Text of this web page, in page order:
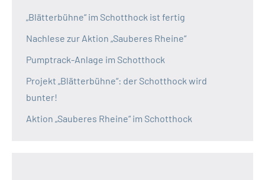
„Blätterbühne“ im Schotthock ist fertig
Nachlese zur Aktion „Sauberes Rheine“
Pumptrack-Anlage im Schotthock
Projekt „Blätterbühne“: der Schotthock wird
bunter!
Aktion „Sauberes Rheine“ im Schotthock